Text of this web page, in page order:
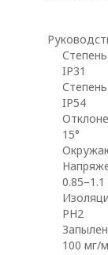
IP31
IP54
15°
PH2
100 мг/